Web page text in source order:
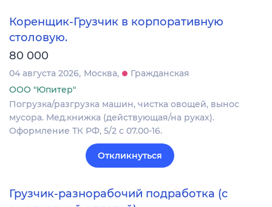
Коренщик-Грузчик в корпоративную
столовую.
80 000
04 августа 2026 Москва
Гражданская
ООО "Юпитер"
Погрузка/разгрузка машин, чистка овощей, вынос
мусора. Мед.книжка (действующая/на руках).
Оформление ТК РФ, 5/2 с 07.00-16.
Откликнуться
Грузчик-разнорабочий подработка (с